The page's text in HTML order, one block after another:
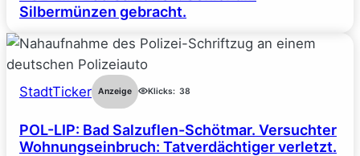
Silbermünzen gebracht.
StadtTicker Anzeige Klicks: 38
POL-LIP: Bad Salzuflen-Schötmar. Versuchter
Wohnungseinbruch: Tatverdächtiger verletzt.